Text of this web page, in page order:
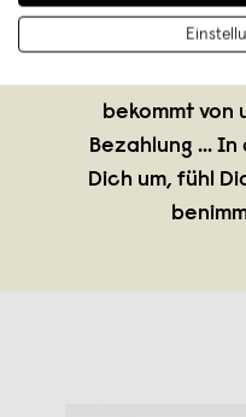
Freunde, wer
könnte noch
bekommt von
Bezahlung ... In
Dich um, fühl